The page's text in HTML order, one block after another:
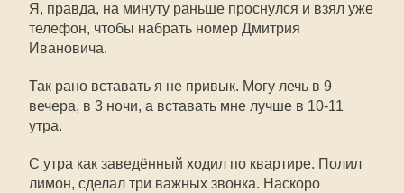
Я, правда, на минуту раньше проснулся и взял уже
телефон, чтобы набрать номер Дмитрия
Ивановича.
Так рано вставать я не привык. Могу лечь в 9
вечера, в 3 ночи, а вставать мне лучше в 10-11
утра.
С утра как заведённый ходил по квартире. Полил
лимон, сделал три важных звонка. Наскоро